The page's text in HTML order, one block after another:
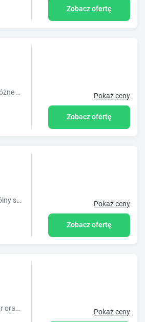
Zobacz ofertę
Obiekt Villa & Spa położony jest w miejscowości Łomianki i oferuje różne opcje zakwaterowania, które są klimatyzowane. Pokaż ceny
Zobacz ofertę
Obiekt Villa Malva, położony w miejscowości Łomianki, oferuje wspólny salon, taras oraz różne opcje zakwaterowania, w których zapewniono bezp? Pokaż ceny
Zobacz ofertę
Obiekt Hotel Livia, usytuowany w miejscowości Wołomin, oferuje bar oraz bezpłatny prywatny parking. Odległość ważnych miejsc od obiektu: Stacja Pokaż ceny